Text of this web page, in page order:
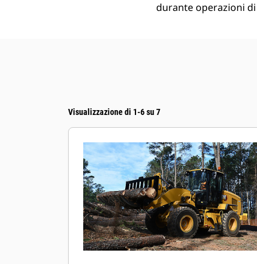
durante operazioni
Visualizzazione di 1-6 su 7